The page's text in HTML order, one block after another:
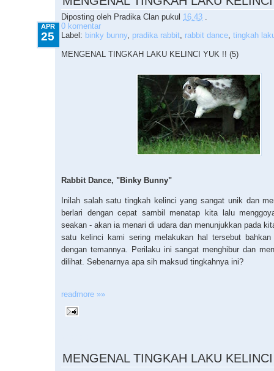
Diposting oleh Pradika Clan pukul 16.43 .
APR
25
0 komentar
Label: binky bunny, pradika rabbit, rabbit dance, tingkah
MENGENAL TINGKAH LAKU KELINCI YUK !! (5)
Rabbit Dance, "Binky Bunny"
Inilah salah satu tingkah kelinci yang sangat unik dan
berlari dengan cepat sambil menatap kita lalu
seakan - akan ia menari di udara dan menunjukkan pada
satu kelinci kami sering melakukan hal tersebut
dengan temannya. Perilaku ini sangat menghibur dan
dilihat. Sebenarnya apa sih maksud tingkahnya ini?
readmore »»
MENGENAL TINGKAH LAKU